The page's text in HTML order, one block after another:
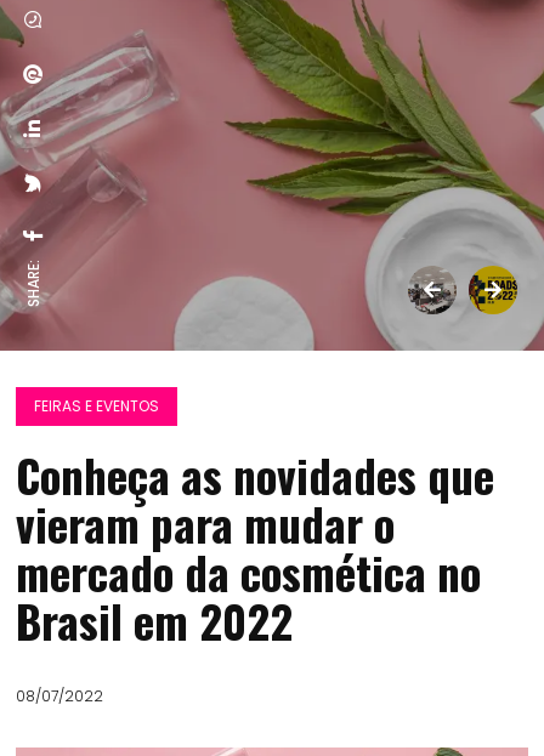
SHARE:
FEIRAS E EVENTOS
Conheça as novidades que
vieram para mudar o
mercado da cosmética no
Brasil em 2022
08/07/2022